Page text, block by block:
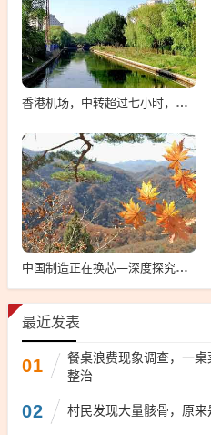
香港机场，中转超过七小时，免费市区游体验
中国制造正在换芯—深度探究中国芯片产业的崛起与挑战
最近发表
01
餐桌浪费现象调查，一
整治
02 村民发现大量骸骨，原